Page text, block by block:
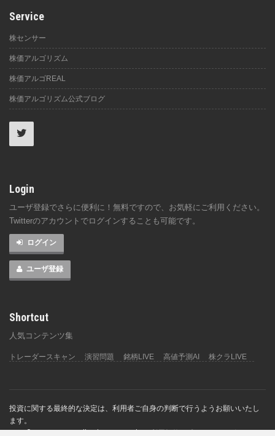
Service
株センサー
株価アルゴリズム
株価アルゴREAL
株価アルゴリズム公式ブログ
Login
ユーザ登録でさらに便利に！無料ですので、お気軽にご利用ください。
Twitterのアカウントでログインすることも可能です。
ログイン
ユーザ登録
Shortcut
人気コンテンツ集
トレーダースキャン 演習問題 銘柄LIVE 高値予測AI 株クラLIVE
投資に関する最終的な決定は、利用者ご自身の判断で行うようお願いいたし
ます。
2026 © チャートなび All rights reserverd.利用規約|プライバシーポリシー|